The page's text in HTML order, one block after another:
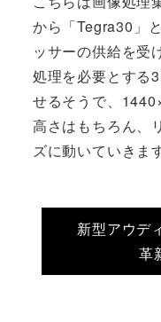
から「Tegra30」
ッサーの供給を受
処理を必要とする
せるそうで、
高さはもちろん、
ズに動いていきます
新型アウデ
革